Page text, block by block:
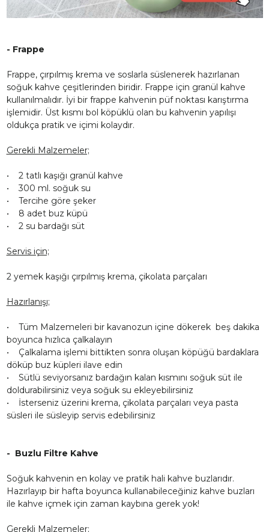
- Frappe
Frappe, çırpılmış krema ve soslarla süslenerek hazırlanan
soğuk kahve çeşitlerinden biridir. Frappe için granül kahve
kullanılmalıdır. İyi bir frappe kahvenin püf noktası karıştırma
işlemidir. Üst kısmı bol köpüklü olan bu kahvenin yapılışı
oldukça pratik ve içimi kolaydır.
Gerekli Malzemeler;
• 2 tatlı kaşığı granül kahve
• 300 ml. soğuk su
• Tercihe göre şeker
• 8 adet buz küpü
• 2 su bardağı süt
Servis için;
2 yemek kaşığı çırpılmış krema, çikolata parçaları
Hazırlanışı;
• Tüm Malzemeleri bir kavanozun içine dökerek beş dakika
boyunca hızlıca çalkalayın
• Çalkalama işlemi bittikten sonra oluşan köpüğü bardaklara
döküp buz küpleri ilave edin
• Sütlü seviyorsanız bardağın kalan kısmını soğuk süt ile
doldurabilirsiniz veya soğuk su ekleyebilirsiniz
• İsterseniz üzerini krema, çikolata parçaları veya pasta
süsleri ile süsleyip servis edebilirsiniz
- Buzlu Filtre Kahve
Soğuk kahvenin en kolay ve pratik hali kahve buzlarıdır.
Hazırlayıp bir hafta boyunca kullanabileceğiniz kahve buzları
ile kahve içmek için zaman kaybına gerek yok!
Gerekli Malzemeler;